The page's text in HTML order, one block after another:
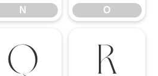
N O
Q R